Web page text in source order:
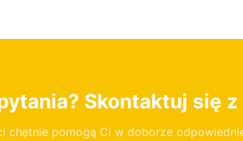
Skontaktuj się z
chętnie pomogą Ci w doborze